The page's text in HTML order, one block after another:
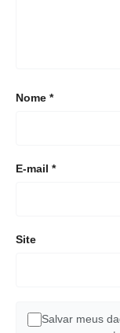
Nome *
E-mail *
Site
Salvar meus